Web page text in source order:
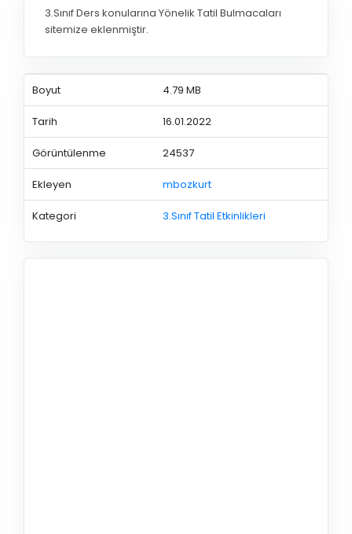
3.Sınıf Ders konularına Yönelik Tatil Bulmacaları
sitemize eklenmiştir.
Boyut 4.79 MB
Tarih 16.01.2022
Görüntülenme 24537
Ekleyen mbozkurt
Kategori 3.Sınıf Tatil Etkinlikleri